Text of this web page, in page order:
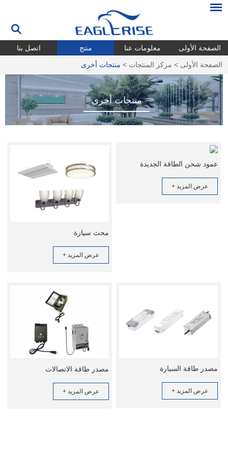
الصفحة الأولى معلومات عنا منتج اتصل بنا
الصفحة الأولى > مركز المنتجات > منتجات أخرى
منتجات أخرى
عمود شحن الطاقة الجديدة
عرض المزيد +
محث سيارة
عرض المزيد +
مصدر طاقة السيارة
عرض المزيد +
مصدر طاقة الاتصالات
عرض المزيد +